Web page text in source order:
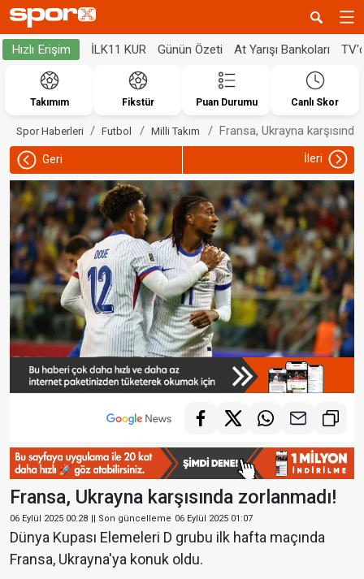
Hızlı Erişim İLK11 KUR Günün Özeti At Yarışı Bankoları
Takımım Fikstür Puan Durumu Canlı Skor
Spor Haberleri Futbol Milli Takım Fransa, Ukrayna
Geri İleri
Fransa, Ukrayna karşısında zorlanmadı!
06 Eylül 2025 00:28 || Son güncelleme 06 Eylül 2025 01:07
Dünya Kupası Elemeleri D grubu ilk hafta maçında
Fransa, Ukrayna'ya konuk oldu.